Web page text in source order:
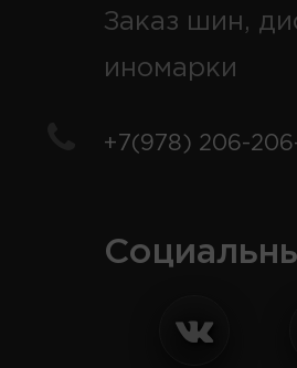
Заказ шин,
иномарки
+7(978) 206-